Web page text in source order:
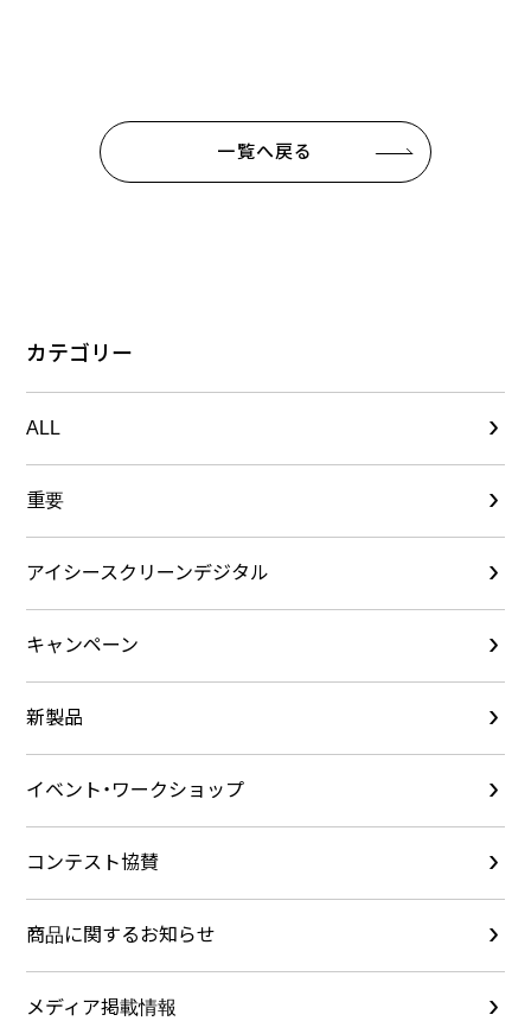
カテゴリー
ALL
重要
アイシースクリーンデジタル
キャンペーン
新製品
イベント・ワークショップ
コンテスト協賛
商品に関するお知らせ
メディア掲載情報
一覧へ戻る